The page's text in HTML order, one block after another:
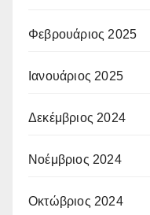
Φεβρουάριος 2025
Ιανουάριος 2025
Δεκέμβριος 2024
Νοέμβριος 2024
Οκτώβριος 2024